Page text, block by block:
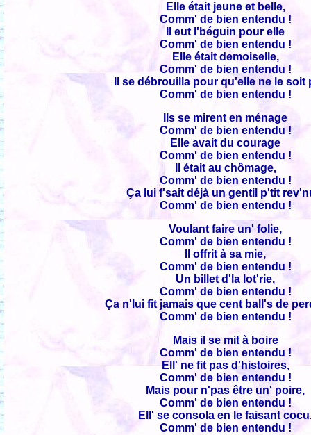
Elle était jeune et belle,
Comm' de bien entendu !
Il eut l'béguin pour elle
Comm' de bien entendu !
Elle était demoiselle,
Comm' de bien entendu !
Il se débrouilla pour qu'elle ne le soit
Comm' de bien entendu !
Ils se mirent en ménage
Comm' de bien entendu !
Elle avait du courage
Comm' de bien entendu !
Il était au chômage,
Comm' de bien entendu !
Ça lui f'sait déjà un gentil p'tit
Comm' de bien entendu !
Voulant faire un' folie,
Comm' de bien entendu !
Il offrit à sa mie,
Comm' de bien entendu !
Un billet d'la lot'rie,
Comm' de bien entendu !
Ça n'lui fit jamais que cent ball's de
Comm' de bien entendu !
Mais il se mit à boire
Comm' de bien entendu !
Ell' ne fit pas d'histoires,
Comm' de bien entendu !
Mais pour n'pas être un' poire,
Comm' de bien entendu !
Ell' se consola en le faisant
Comm' de bien entendu !